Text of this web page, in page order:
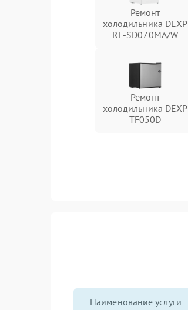
Ремонт
холодильника DEXP
RF-SD070MA/W
Ремонт
холодильника DEXP
TF050D
Наименование услуги